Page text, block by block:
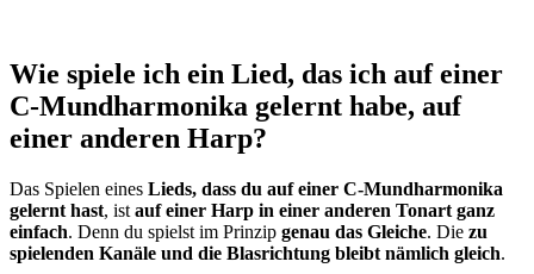
Wie spiele ich ein Lied, das ich auf einer
C-Mundharmonika gelernt habe, auf
einer anderen Harp?
Das Spielen eines Lieds, dass du auf einer C-Mundharmonika
gelernt hast, ist auf einer Harp in einer anderen Tonart ganz
einfach. Denn du spielst im Prinzip genau das Gleiche. Die zu
spielenden Kanäle und die Blasrichtung bleibt nämlich gleich.